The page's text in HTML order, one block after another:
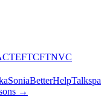
EFTCFTNVC
SoniaBetterHelp
→